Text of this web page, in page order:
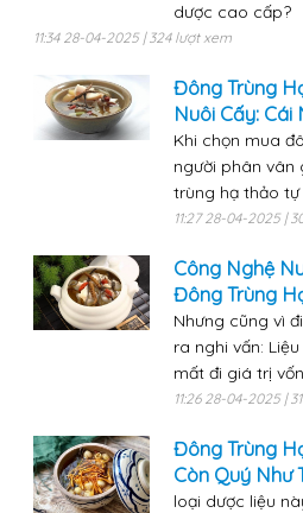
dược cao cấp?
11:34 28-04-2025 | 324 lượt xem
Đông Trùng
Nuôi Cấy: Cái
Khi chọn mua
người phân vân
trùng hạ thảo tự
11:27 28-04-2025 |
Công Nghệ
Đông Trùng
Nhưng cũng vì
ra nghi vấn:
mất đi giá trị
11:26 28-04-2025 |
Đông Trùng
Còn Quý Như
loại dược liệu